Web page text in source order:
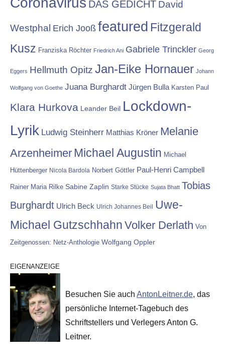
DAS GEDICHT David
Westphal Erich Jooß featured Fitzgerald
Kusz Franziska Röchter Friedrich Ani Gabriele Trinckler Georg
Eggers Hellmuth Opitz Jan-Eike Hornauer Johann
Wolfgang von Goethe Juana Burghardt Jürgen Bulla Karsten Paul
Klara Hurkova Leander Beil Lockdown-
Lyrik Ludwig Steinherr Matthias Kröner Melanie
Arzenheimer Michael Augustin Michael
Hüttenberger Nicola Bardola Norbert Göttler Paul-Henri Campbell
Rainer Maria Rilke Sabine Zaplin Starke Stücke Sujata Bhatt Tobias
Burghardt Ulrich Beck Ulrich Johannes Beil
Uwe-
Michael Gutzschhahn Volker Derlath Von
Zeitgenossen: Netz-Anthologie Wolfgang Oppler
EIGENANZEIGE
Besuchen Sie auch AntonLeitner.de, das
persönliche Internet-Tagebuch des
Schriftstellers und Verlegers Anton G.
Leitner.